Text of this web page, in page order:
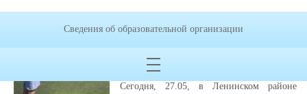
Наши ребята приняли
вызов и показали
отличный результат
Сегодня, 27.05, в Ленинском районе
Сведения об образовательной организации